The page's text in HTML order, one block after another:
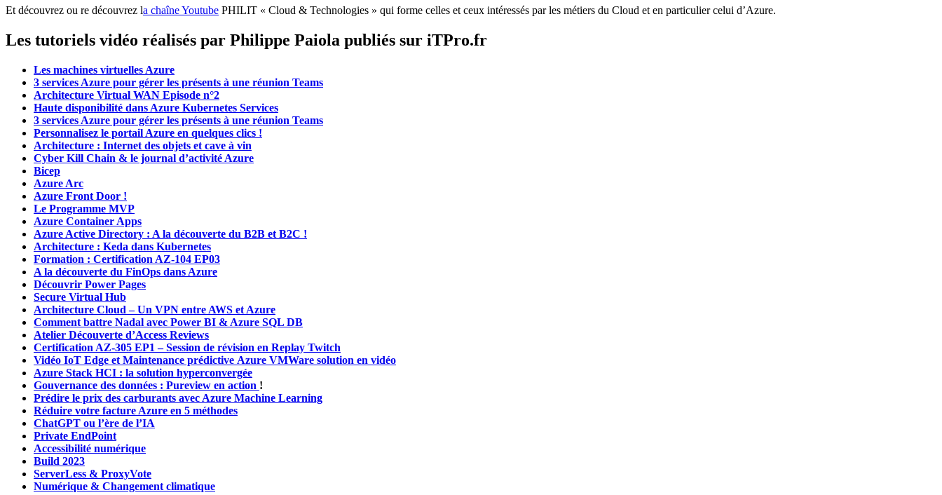
Et découvrez ou re découvrez la chaîne Youtube PHILIT « Cloud & Technologies » qui forme celles et ceux intéressés par les métiers du Cloud et en particulier celui d’Azure.
Les tutoriels vidéo réalisés par Philippe Paiola publiés sur iTPro.fr
Les machines virtuelles Azure
3 services Azure pour gérer les présents à une réunion Teams
Architecture Virtual WAN Episode n°2
Haute disponibilité dans Azure Kubernetes Services
3 services Azure pour gérer les présents à une réunion Teams
Personnalisez le portail Azure en quelques clics !
Architecture : Internet des objets et cave à vin
Cyber Kill Chain & le journal d’activité Azure
Bicep
Azure Arc
Azure Front Door !
Le Programme MVP
Azure Container Apps
Azure Active Directory : A la découverte du B2B et B2C !
Architecture : Keda dans Kubernetes
Formation : Certification AZ-104 EP03
A la découverte du FinOps dans Azure
Découvrir Power Pages
Secure Virtual Hub
Architecture Cloud – Un VPN entre AWS et Azure
Comment battre Nadal avec Power BI & Azure SQL DB
Atelier Découverte d’Access Reviews
Certification AZ-305 EP1 – Session de révision en Replay Twitch
Vidéo IoT Edge et Maintenance prédictive Azure VMWare solution en vidéo
Azure Stack HCI : la solution hyperconvergée
Gouvernance des données : Pureview en action !
Prédire le prix des carburants avec Azure Machine Learning
Réduire votre facture Azure en 5 méthodes
ChatGPT ou l’ère de l’IA
Private EndPoint
Accessibilité numérique
Build 2023
ServerLess & ProxyVote
Numérique & Changement climatique